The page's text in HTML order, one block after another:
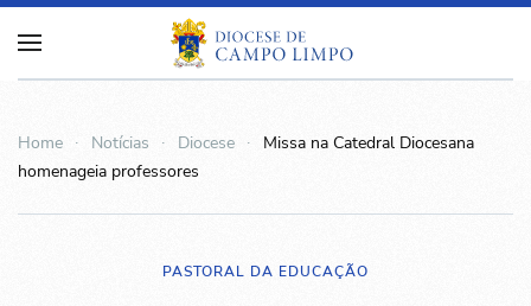
Home Notícias Diocese
Missa na Catedral Diocesana
homenageia professores
PASTORAL DA EDUCAÇÃO